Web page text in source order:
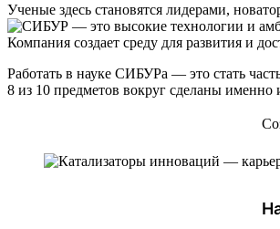
Ученые здесь становятся лидерами,
Компания создает среду для развития и
Работать в науке СИБУРа — это стать
8 из 10 предметов вокруг сделаны именно